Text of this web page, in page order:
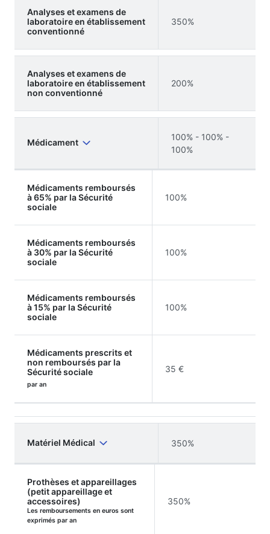
Analyses et examens de
laboratoire en établissement
conventionné
350%
Analyses et examens de
laboratoire en établissement
non conventionné
200%
Médicament
100% - 100% -
100%
Médicaments remboursés
à 65% par la Sécurité
sociale
100%
Médicaments remboursés
à 30% par la Sécurité
sociale
100%
Médicaments remboursés
à 15% par la Sécurité
sociale
100%
Médicaments prescrits et
non remboursés par la
Sécurité sociale
par an
35 €
Matériel Médical 350%
Prothèses et appareillages
(petit appareillage et
accessoires)
Les remboursements en euros sont
exprimés par an
350%